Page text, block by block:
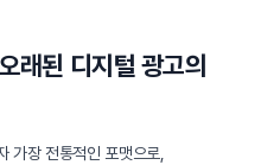
래된 디지털 광고의
가장 전통적인 포맷으로,